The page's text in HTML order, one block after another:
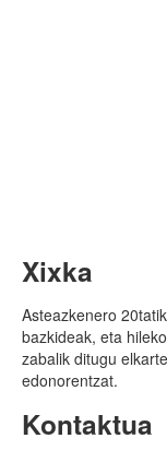
Xixka
Asteazkenero
bazkideak, eta
zabalik ditugu
edonorentzat.
Kontaktua